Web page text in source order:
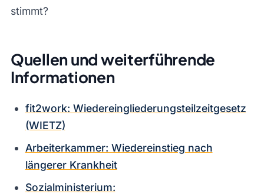
stimmt?
Quellen und weiterführende
Informationen
fit2work: Wiedereingliederungsteilzeitgesetz
(WIETZ)
Arbeiterkammer: Wiedereinstieg nach
längerer Krankheit
Sozialministerium: